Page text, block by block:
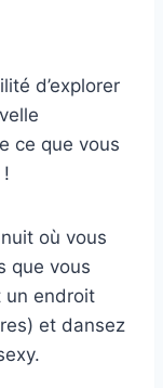
d’explorer
ce que vous
où vous
que vous
un endroit
et dansez